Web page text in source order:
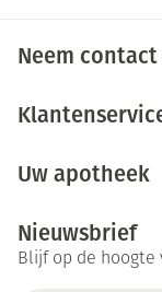
Neem
Uw apotheek
Nieuwsbrief
Blijf op de